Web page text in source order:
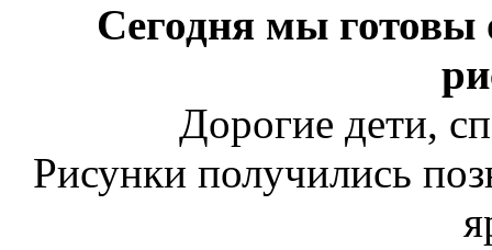
Сегодня мы готовы
Дорогие дети,
Рисунки получились